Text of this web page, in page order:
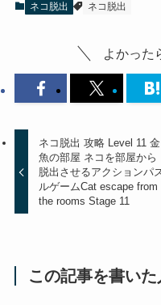
ネコ脱出 ネコ脱出
よかった
ネコ脱出 攻略 Level 11 金
魚の部屋 ネコを部屋から
脱出させるアクションパ
ルゲームCat escape from
the rooms Stage 11
この記事を書いた